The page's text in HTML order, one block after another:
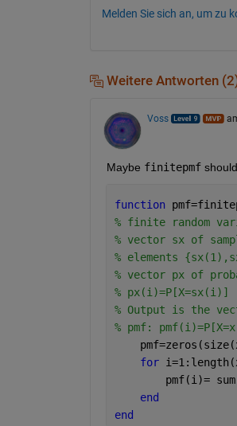
Melden Sie sich an, um zu
Weitere Antworten
Voss
Maybe finitepmf
function
% finite random
% vector sx of
% elements
% vector px of
% px(i)=P[X=sx(i)]
% Output is the
% pmf:
for
pmf(i)=
end
end